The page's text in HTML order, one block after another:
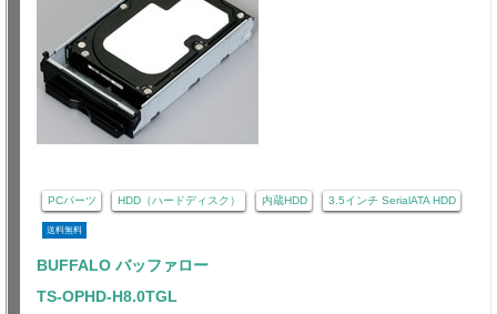
PCパーツ HDD（ハードディスク） 内蔵HDD 3.5インチ SerialATA HDD
送料無料
BUFFALO バッファロー
TS-OPHD-H8.0TGL